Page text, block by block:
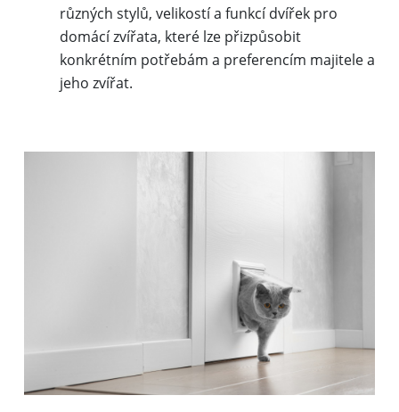
různých stylů, velikostí a funkcí dvířek pro
domácí zvířata, které lze přizpůsobit
konkrétním potřebám a preferencím majitele a
jeho zvířat.